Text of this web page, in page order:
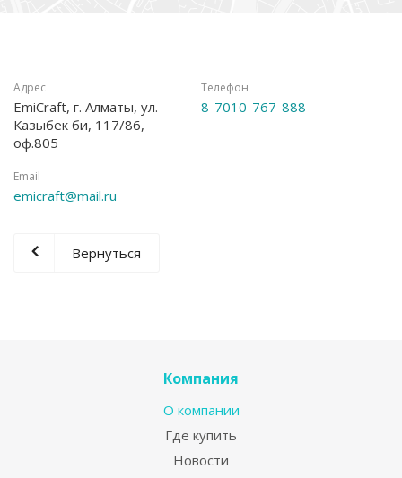
Адрес
EmiCraft, г. Алматы, ул.
Казыбек би, 117/86,
оф.805
Телефон
8-7010-767-888
Email
emicraft@mail.ru
Вернуться
Компания
О компании
Где купить
Новости